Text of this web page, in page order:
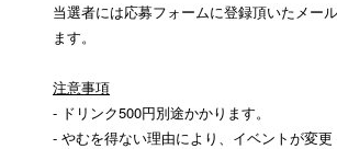
当選者には応募フォームに登録頂いたメー
ます。
注意事項
- ドリンク500円別途かかります。
- やむを得ない理由により、イベントが変